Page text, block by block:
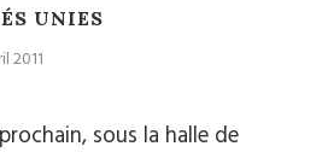
UNIES
2011
sous la halle de